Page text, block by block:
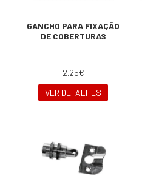
GANCHO PARA FIXAÇÃO
DE COBERTURAS
2.25€
VER DETALHES